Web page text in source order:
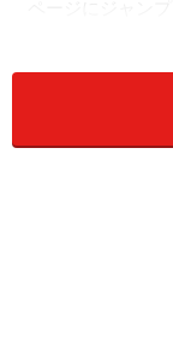
ルート奏法を試
て、それらの技